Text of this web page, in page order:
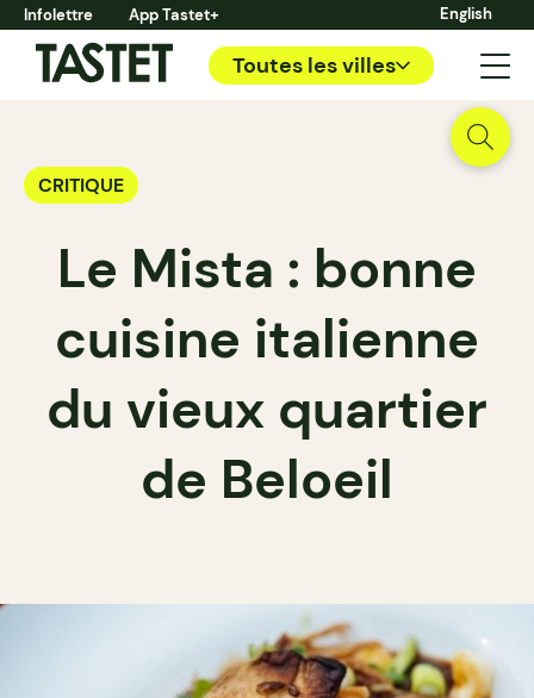
Infolettre App Tastet+ English
Toutes les villes
CRITIQUE
Le Mista : bonne
cuisine italienne
du vieux quartier
de Beloeil